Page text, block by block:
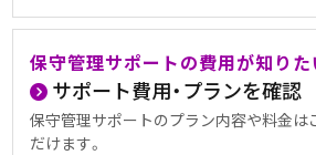
保守管理サポートの費用が知りた
サポート費用・プランを確認
保守管理サポートのプラン内容や料金は
だけます。